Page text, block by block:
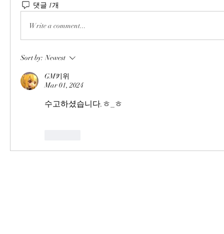
댓글 1개
Write a comment...
Sort by: Newest
GM키위
Mar 01, 2024
수고하셨습니다.ㅎ_ㅎ